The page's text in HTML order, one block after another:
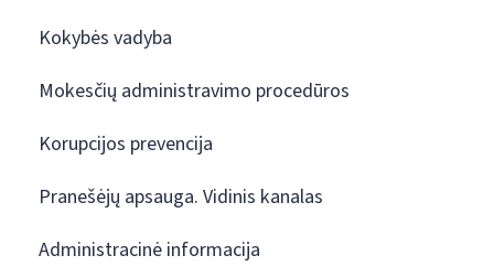
Kokybės vadyba
Mokesčių administravimo procedūros
Korupcijos prevencija
Pranešėjų apsauga. Vidinis kanalas
Administracinė informacija